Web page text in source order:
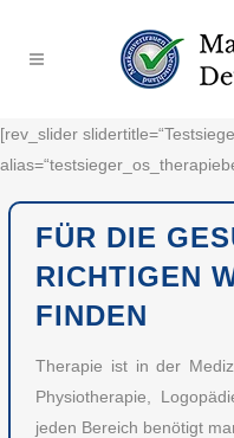
[rev_slider
FÜR DIE
RICHTIGEN
FINDEN
Therapie ist in der
Physiotherapie,
jeden Bereich benötigt